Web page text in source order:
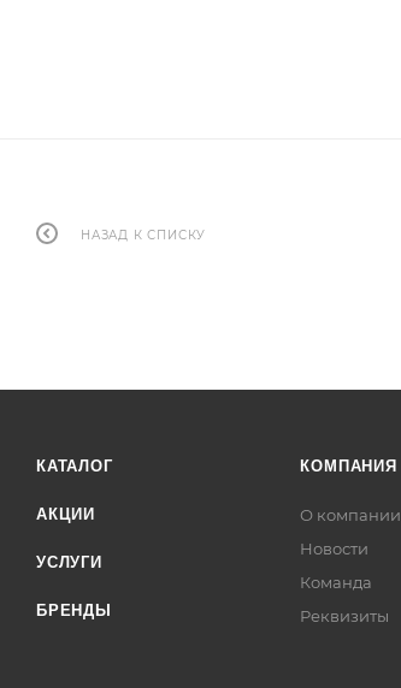
НАЗАД К СПИСКУ
КАТАЛОГ
АКЦИИ
УСЛУГИ
БРЕНДЫ
КОМПАНИЯ
О компании
Новости
Команда
Реквизиты